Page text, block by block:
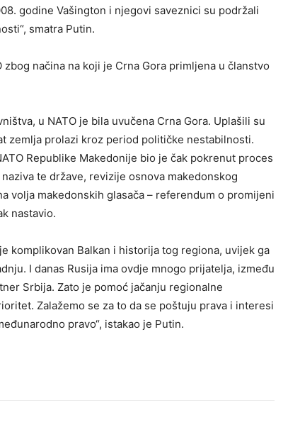
godine Vašington i njegovi saveznici su podržali
smatra Putin.
načina na koji je Crna Gora primljena u članstvo
u NATO je bila uvučena Crna Gora. Uplašili su
zemlja prolazi kroz period političke nestabilnosti.
Republike Makedonije bio je čak pokrenut proces
te države, revizije osnova makedonskog
volja makedonskih glasača – referendum o promijeni
nastavio.
komplikovan Balkan i historija tog regiona, uvijek ga
I danas Rusija ima ovdje mnogo prijatelja, između
Srbija. Zato je pomoć jačanju regionalne
Zalažemo se za to da se poštuju prava i interesi
pravo“, istakao je Putin.